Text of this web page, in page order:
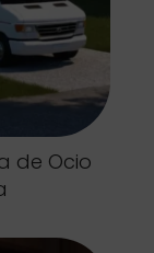
de Ocio